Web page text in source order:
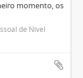
momento, os
de Nível